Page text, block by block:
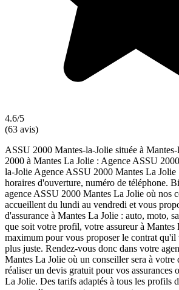
4.6/5
(63 avis)
ASSU 2000 Mantes-la-Jolie située à
2000 à Mantes La Jolie : Agence ASSU
la-Jolie Agence ASSU 2000 Mantes La Jolie
horaires d'ouverture, numéro de téléphone.
agence ASSU 2000 Mantes La Jolie où nos
accueillent du lundi au vendredi et vous
d'assurance à Mantes La Jolie : auto, moto,
que soit votre profil, votre assureur à Mantes
maximum pour vous proposer le contrat
plus juste. Rendez-vous donc dans votre
Mantes La Jolie où un conseiller sera à votre
réaliser un devis gratuit pour vos assurances
La Jolie. Des tarifs adaptés à tous les profils